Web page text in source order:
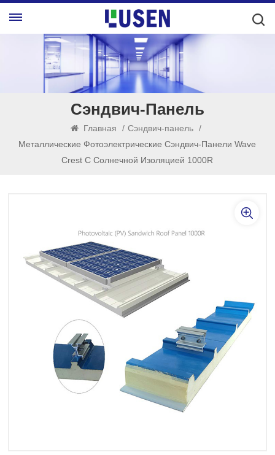
Сэндвич-Панель
Главная / Сэндвич-панель /
Металлические Фотоэлектрические Сэндвич-Панели Wave
Crest С Солнечной Изоляцией 1000R